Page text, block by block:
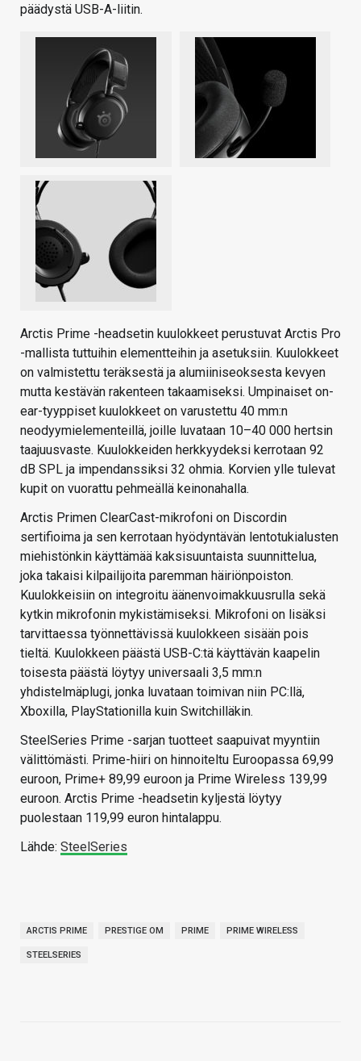
päädystä USB-A-liitin.
Arctis Prime -headsetin kuulokkeet perustuvat Arctis Pro
-mallista tuttuihin elementteihin ja asetuksiin. Kuulokkeet
on valmistettu teräksestä ja alumiiniseoksesta kevyen
mutta kestävän rakenteen takaamiseksi. Umpinaiset on-
ear-tyyppiset kuulokkeet on varustettu 40 mm:n
neodyymielementeillä, joille luvataan 10–40 000 hertsin
taajuusvaste. Kuulokkeiden herkkyydeksi kerrotaan 92
dB SPL ja impendanssiksi 32 ohmia. Korvien ylle tulevat
kupit on vuorattu pehmeällä keinonahalla.
Arctis Primen ClearCast-mikrofoni on Discordin
sertifioima ja sen kerrotaan hyödyntävän lentotukialusten
miehistönkin käyttämää kaksisuuntaista suunnittelua,
joka takaisi kilpailijoita paremman häiriönpoiston.
Kuulokkeisiin on integroitu äänenvoimakkuusrulla sekä
kytkin mikrofonin mykistämiseksi. Mikrofoni on lisäksi
tarvittaessa työnnettävissä kuulokkeen sisään pois
tieltä. Kuulokkeen päästä USB-C:tä käyttävän kaapelin
toisesta päästä löytyy universaali 3,5 mm:n
yhdistelmäplugi, jonka luvataan toimivan niin PC:llä,
Xboxilla, PlayStationilla kuin Switchilläkin.
SteelSeries Prime -sarjan tuotteet saapuivat myyntiin
välittömästi. Prime-hiiri on hinnoiteltu Euroopassa 69,99
euroon, Prime+ 89,99 euroon ja Prime Wireless 139,99
euroon. Arctis Prime -headsetin kyljestä löytyy
puolestaan 119,99 euron hintalappu.
Lähde: SteelSeries
ARCTIS PRIME PRESTIGE OM PRIME PRIME WIRELESS
STEELSERIES